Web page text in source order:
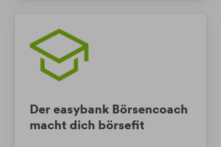
Der easybank Börsencoach
macht dich börsefit